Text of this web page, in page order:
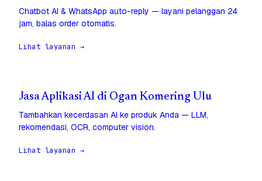
Chatbot AI & WhatsApp auto-reply — layani pelanggan 24
jam, balas order otomatis.
Lihat layanan →
Jasa Aplikasi AI di Ogan Komering Ulu
Tambahkan kecerdasan AI ke produk Anda — LLM,
rekomendasi, OCR, computer vision.
Lihat layanan →